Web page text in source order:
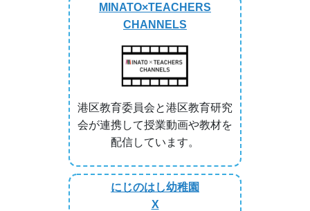
MINATO×TEACHERS
CHANNELS
港区教育委員会と港区教育研究
会が連携して授業動画や教材を
配信しています。
にじのはし幼稚園
X